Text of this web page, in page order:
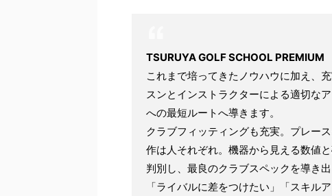
TSURUYA GOLF SCHOOL PREMIUM
これまで培ってきたノウハウに加え、
スンとインストラクターによる適切な
への最短ルートへ導きます。
クラブフィッティングも充実。プレー
作は人それぞれ。機器から見える数値
判別し、最良のクラブスペックを導き出
「ライバルに差をつけたい」「スキル